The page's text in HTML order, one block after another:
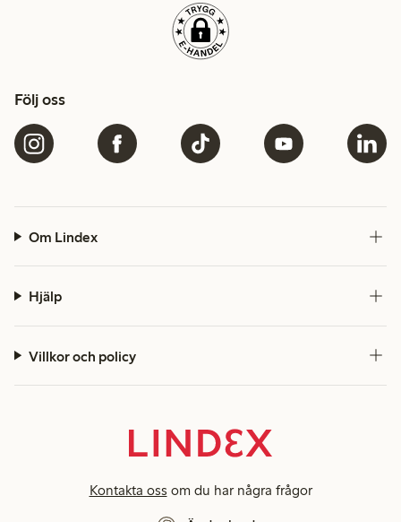
Följ oss
Om Lindex
Hjälp
Villkor och policy
Kontakta oss om du har några frågor